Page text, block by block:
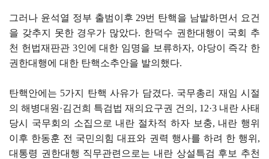
그러나 윤석열 정부 출범이후 29번 탄핵을 남발하면서 요건
을 갖추지 못한 경우가 많았다. 한덕수 권한대행이 국회 추
천 헌법재판관 3인에 대한 임명을 보류하자, 야당이 즉각 한
권한대행에 대한 탄핵소추안을 발의했다.
탄핵안에는 5가지 탄핵 사유가 담겼다. 국무총리 재임 시절
의 해병대원·김건희 특검법 재의요구권 건의, 12·3 내란 사태
당시 국무회의 소집으로 내란 절차적 하자 보충, 내란 행위
이후 한동훈 전 국민의힘 대표와 권력 행사를 하려 한 행위,
대통령 권한대행 직무관련으로는 내란 상설특검 후보 추천